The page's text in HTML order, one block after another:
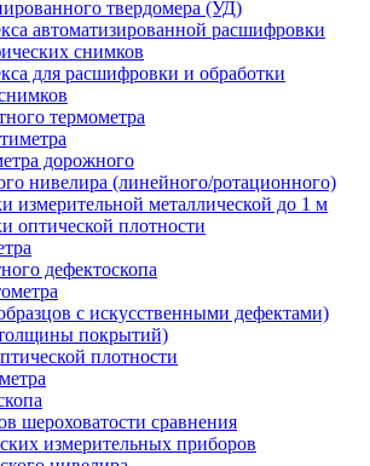
твердомера (УД)
автоматизированной расшифровки
снимков
для расшифровки и обработки
термометра
дорожного
нивелира (линейного/ротационного)
измерительной металлической до 1 м
оптической плотности
дефектоскопа
с искусственными дефектами)
покрытий)
плотности
шероховатости сравнения
измерительных приборов